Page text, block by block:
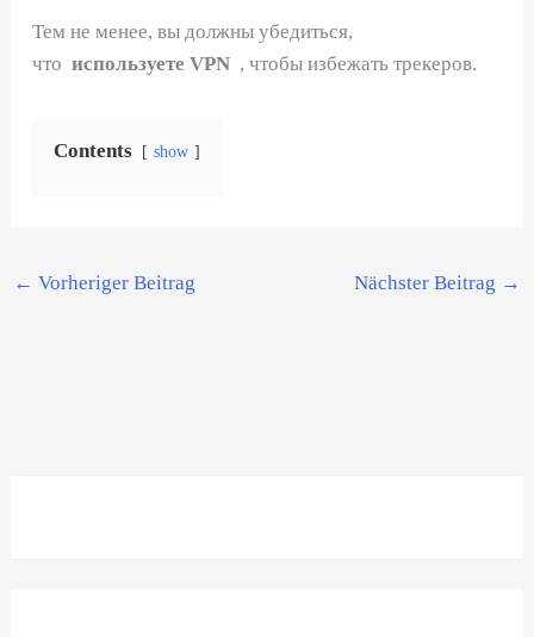
Тем не менее, вы должны убедиться,
что используете VPN, чтобы избежать трекеров.
Contents show
← Vorheriger Beitrag Nächster Beitrag →